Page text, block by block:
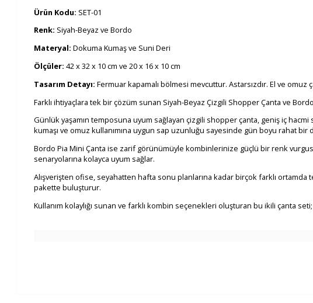
Ürün Kodu: SET-01
Renk: Siyah-Beyaz ve Bordo
Materyal: Dokuma Kumaş ve Suni Deri
Ölçüler: 42 x 32 x 10 cm ve 20 x 16 x 10 cm
Tasarım Detayı: Fermuar kapamalı bölmesi mevcuttur. Astarsızdır. El ve omuz
Farklı ihtiyaçlara tek bir çözüm sunan Siyah-Beyaz Çizgili Shopper Çanta ve
Günlük yaşamın temposuna uyum sağlayan çizgili shopper çanta, geniş iç
kumaşı ve omuz kullanımına uygun sap uzunluğu sayesinde gün boyu rahat
Bordo Pia Mini Çanta ise zarif görünümüyle kombinlerinize güçlü bir renk
senaryolarına kolayca uyum sağlar.
Alışverişten ofise, seyahatten hafta sonu planlarına kadar birçok farklı ortamda
pakette buluşturur.
Kullanım kolaylığı sunan ve farklı kombin seçenekleri oluşturan bu ikili çanta